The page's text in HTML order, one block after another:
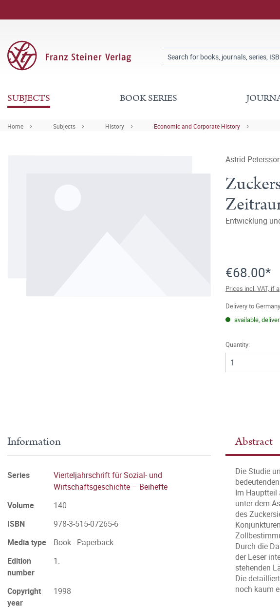
SUBJECTS BOOK SERIES
Home Subjects History Economic and Corporate History
Astrid
Entwicklung
€68.00*
Prices incl. VAT, if
Delivery to
available,
Quantity:
Abstract
Die Studie
Im Hauptteil
unter dem
des
Durch die
der Leser
stehenden
Die
noch kaum
Information
Series
Vierteljahrschrift für Sozial- und
Wirtschaftsgeschichte – Beihefte
Volume
140
ISBN
978-3-515-07265-6
Media type
Book - Paperback
Edition
number
1.
Copyright
year
1998